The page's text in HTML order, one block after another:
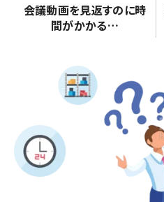
会議動画を見返すのに時
間がかかる…